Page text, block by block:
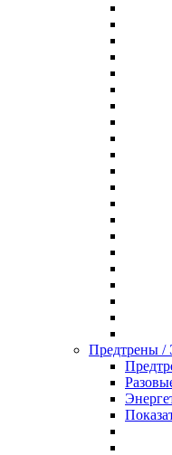
Предтрены /